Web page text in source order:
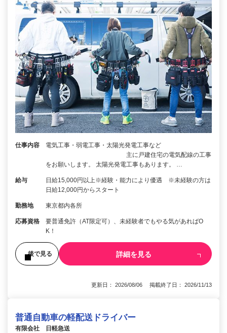
仕事内容
電気工事・弱電工事・太陽光発電工事など
主に戸建住宅の電気配線の工事
をお願いします。 太陽光発電工事もあります。 …
給与
日給15,000円以上※経験・能力により優遇 ※未経験の方は
日給12,000円からスタート
勤務地 東京都内各所
応募資格
要普通免許（AT限定可）、未経験者でもやる気があればO
K！
後で見る 詳細を見る
更新日： 2026/08/06 掲載終了日： 2026/11/13
普通自動車の軽配送ドライバー
有限会社 日軽急送